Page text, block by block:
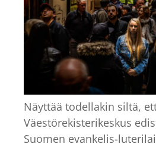
Näyttää todellakin siltä,
Väestörekisterikeskus
Suomen evankelis-